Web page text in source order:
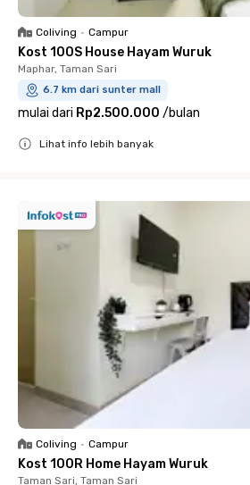
Coliving • Campur
Kost 100S House Hayam Wuruk
Maphar, Taman Sari
6.7 km dari sunter mall
mulai dari Rp2.500.000 /bulan
Lihat info lebih banyak
Coliving • Campur
Kost 100R Home Hayam Wuruk
Taman Sari, Taman Sari